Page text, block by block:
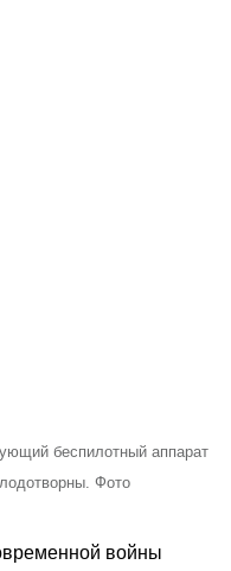
беспилотный аппарат
Фото
войны